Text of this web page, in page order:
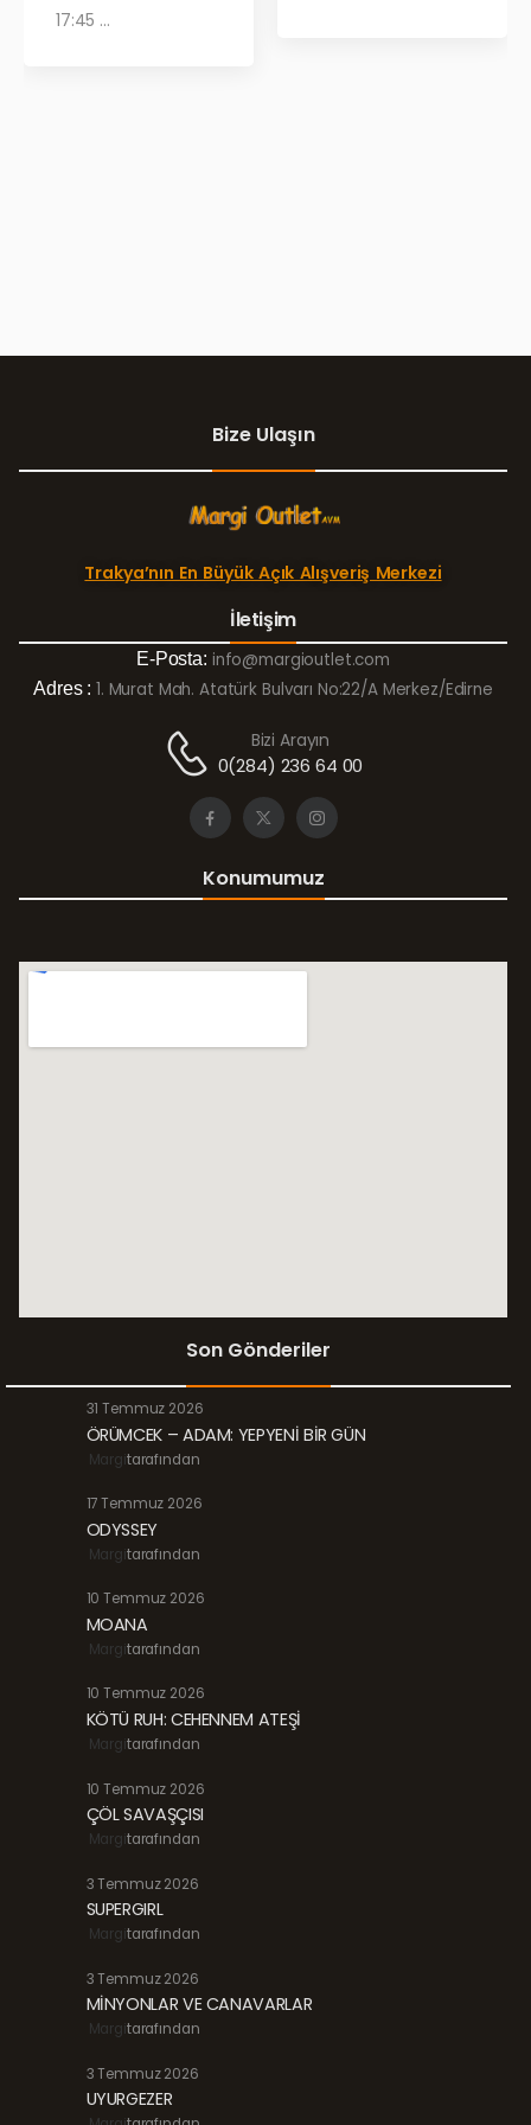
17:45 ...
Bize Ulaşın
Trakya’nın En Büyük Açık Alışveriş Merkezi
İletişim
E-Posta: info@margioutlet.com
Adres : 1. Murat Mah. Atatürk Bulvarı No:22/A Merkez/Edirne
Bizi Arayın
0(284) 236 64 00
Konumumuz
Son Gönderiler
31 Temmuz 2026
ÖRÜMCEK – ADAM: YEPYENİ BİR GÜN
Margitarafından
17 Temmuz 2026
ODYSSEY
Margitarafından
10 Temmuz 2026
MOANA
Margitarafından
10 Temmuz 2026
KÖTÜ RUH: CEHENNEM ATEŞİ
Margitarafından
10 Temmuz 2026
ÇÖL SAVAŞÇISI
Margitarafından
3 Temmuz 2026
SUPERGIRL
Margitarafından
3 Temmuz 2026
MİNYONLAR VE CANAVARLAR
Margitarafından
3 Temmuz 2026
UYURGEZER